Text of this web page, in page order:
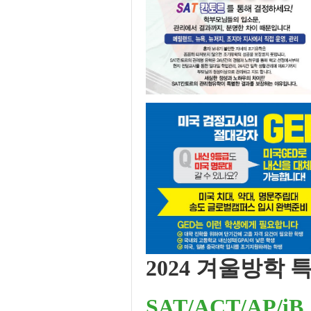
2024 겨울방학